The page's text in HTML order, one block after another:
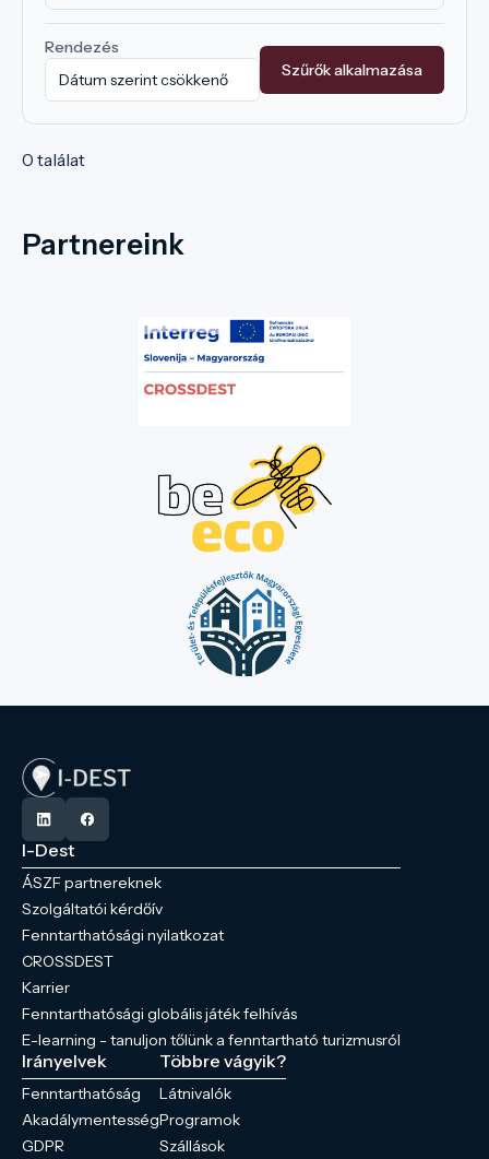
Rendezés
Szűrők alkalmazása
0 találat
Partnereink
I-Dest
ÁSZF partnereknek
Szolgáltatói kérdőív
Fenntarthatósági nyilatkozat
CROSSDEST
Karrier
Fenntarthatósági globális játék felhívás
E-learning - tanuljon tőlünk a fenntartható turizmusról
Irányelvek
Fenntarthatóság
Akadálymentesség
GDPR
Többre vágyik?
Látnivalók
Programok
Szállások